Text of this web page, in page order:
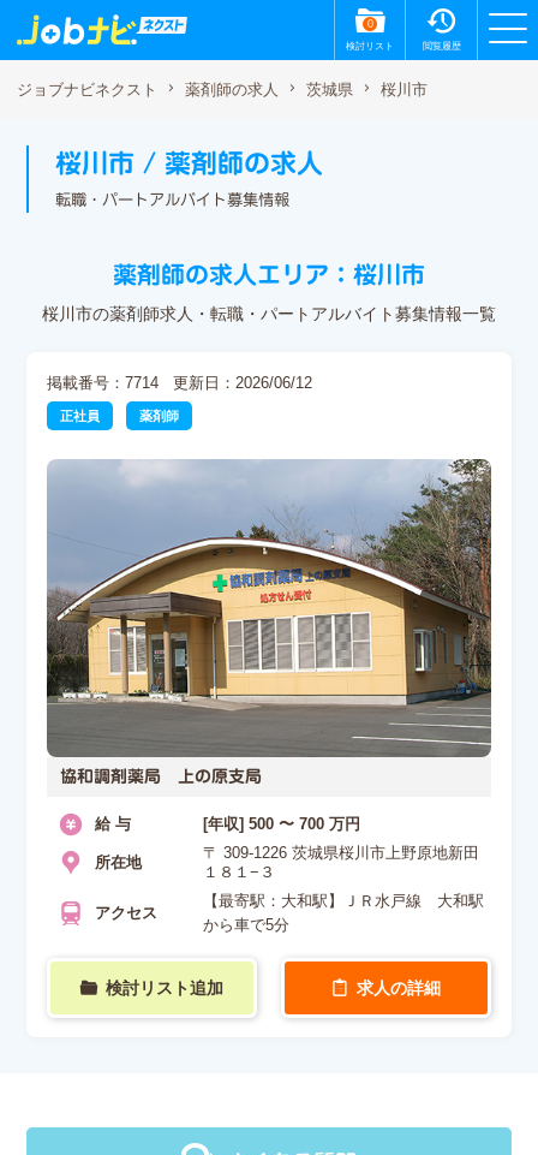
0
検討リスト 閲覧履歴
ジョブナビネクスト 薬剤師の求人 茨城県 桜川市
桜川市 / 薬剤師の求人
転職・パートアルバイト募集情報
薬剤師の求人エリア：桜川市
桜川市の薬剤師求人・転職・パートアルバイト募集情報一覧
掲載番号：7714 更新日：2026/06/12
正社員 薬剤師
協和調剤薬局 上の原支局
給 与 [年収] 500 〜 700 万円
所在地
〒 309-1226 茨城県桜川市上野原地新田
１８１−３
アクセス
【最寄駅：大和駅】ＪＲ水戸線 大和駅
から車で5分
検討リスト追加 求人の詳細